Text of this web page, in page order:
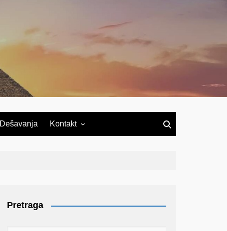
Dešavanja Kontakt
Pretraga